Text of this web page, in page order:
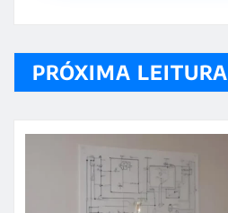
PRÓXIMA LEITURA